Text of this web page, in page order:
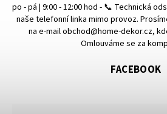
po - pá | 9:00 - 12:00 hod - 📞 Technická
naše telefonní linka mimo provoz.
na e-mail obchod@home-dekor.cz,
Omlouváme se za
FACEBOOK